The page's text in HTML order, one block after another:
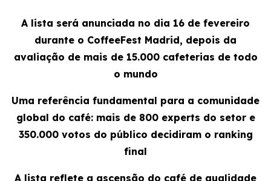
A lista será anunciada no dia 16 de fevereiro
durante o CoffeeFest Madrid, depois da
avaliação de mais de 15.000 cafeterias de todo
o mundo
Uma referência fundamental para a comunidade
global do café: mais de 800 experts do setor e
350.000 votos do público decidiram o ranking
final
A lista reflete a ascensão do café de qualidade